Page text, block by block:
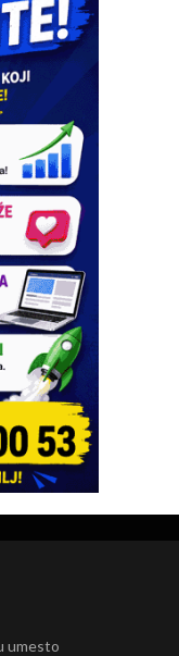
umesto